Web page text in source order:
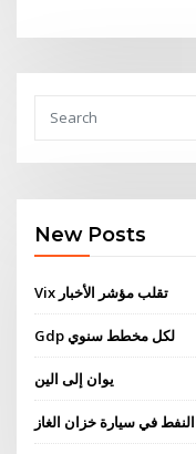
New Posts
Vix تقلب مؤشر الأخبار
Gdp لكل مخطط سنوي
يوان إلى الين
النفط في سيارة خزان الغاز